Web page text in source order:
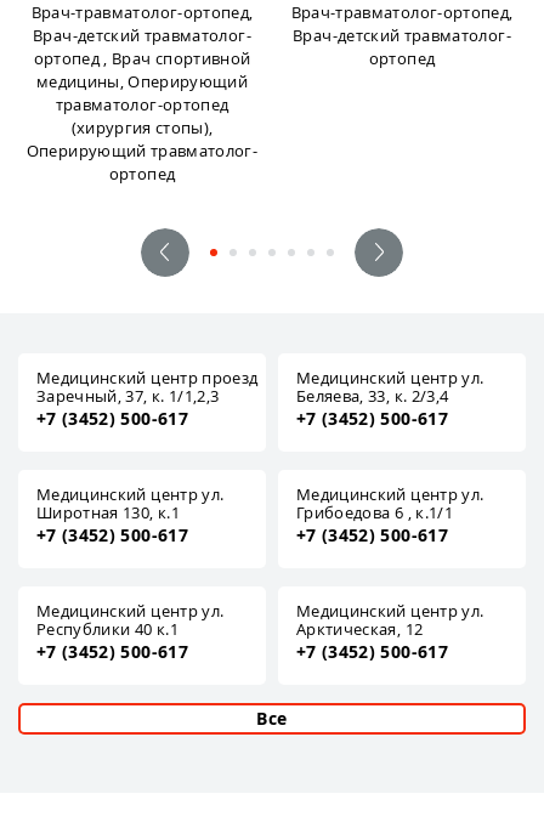
Врач-травматолог-ортопед,
Врач-детский травматолог-
ортопед , Врач спортивной
медицины, Оперирующий
травматолог-ортопед
(хирургия стопы),
Оперирующий травматолог-
ортопед
Врач-травматолог-ортопед,
Врач-детский травматолог-
ортопед
Медицинский центр проезд
Заречный, 37, к. 1/1,2,3
+7 (3452) 500-617
Медицинский центр ул.
Беляева, 33, к. 2/3,4
+7 (3452) 500-617
Медицинский центр ул.
Широтная 130, к.1
+7 (3452) 500-617
Медицинский центр ул.
Грибоедова 6 , к.1/1
+7 (3452) 500-617
Медицинский центр ул.
Республики 40 к.1
+7 (3452) 500-617
Медицинский центр ул.
Арктическая, 12
+7 (3452) 500-617
Все